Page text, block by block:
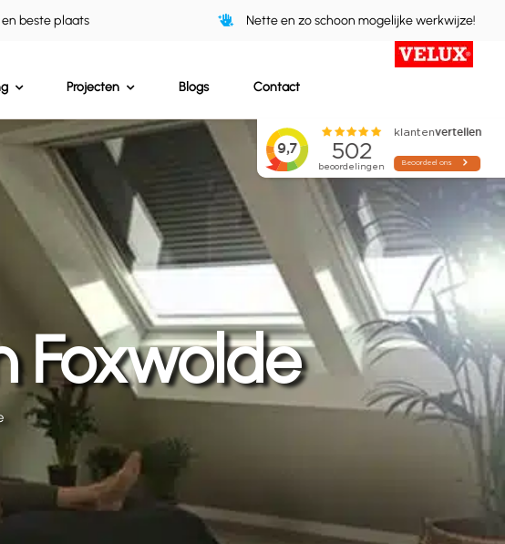
beste plaats Nette en zo schoon mogelijke werkwijze!
Projecten Blogs Contact
Foxwolde